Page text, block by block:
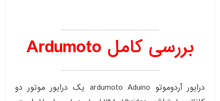
بررسی کامل Ardumoto
درایور آردوموتو ardumoto Aduino یک درایور موتور دو